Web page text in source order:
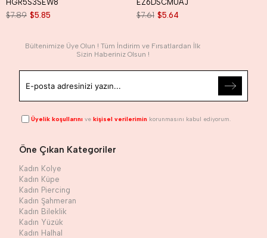
HGR5S3SEW8
$5.85
$7.89
EZ6DSCMUAJ
$5.64
$7.61
Bültenimize Üye Olun ! Tüm İndirim ve Fırsatlardan İlk
Sizin Haberiniz Olsun !
Üyelik koşullarını vekişisel verilerimin korunmasını kabul ediyorum.
Öne Çıkan Kategoriler
Kadın Kolye
Kadın Küpe
Kadın Piercing
Kadın Şahmeran
Kadın Bileklik
Kadın Yüzük
Kadın Halhal